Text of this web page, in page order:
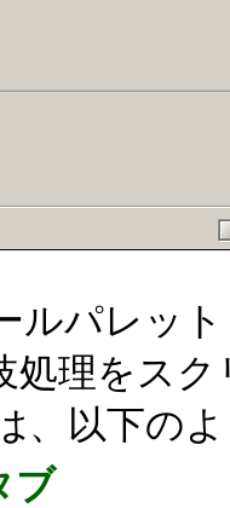
ルパレッ
処理をス
、以下の
ブ